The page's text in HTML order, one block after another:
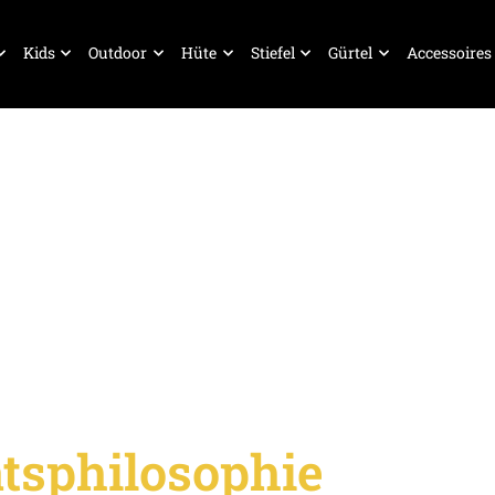
Kids Outdoor Hüte Stiefel Gürtel Accessoires